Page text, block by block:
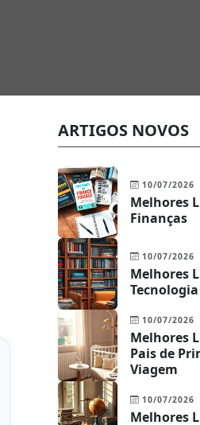
ARTIGOS NOVOS
10/07/2026
Melhores
Finanças
10/07/2026
Melhores
Tecnologia
10/07/2026
Melhores
Pais de
Viagem
10/07/2026
Melhores